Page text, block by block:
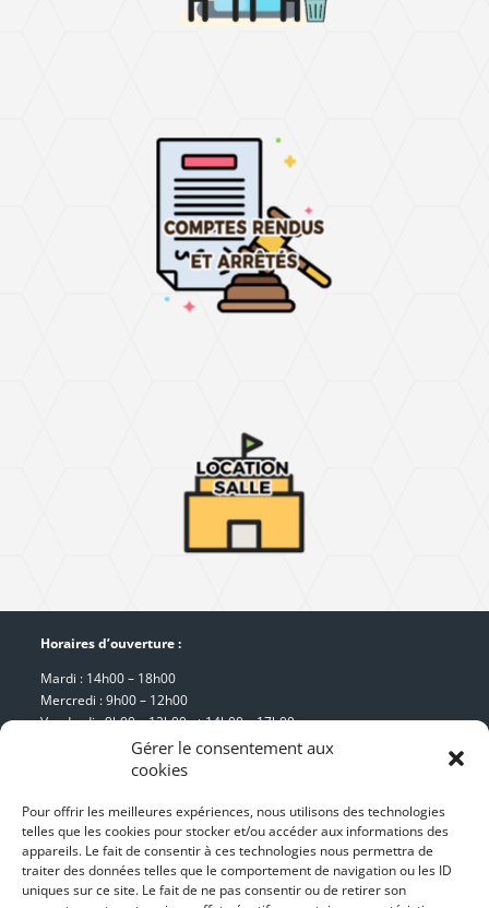
Gérer le consentement aux
cookies
Pour offrir les meilleures expériences, nous utilisons des technologies
telles que les cookies pour stocker et/ou accéder aux informations des
appareils. Le fait de consentir à ces technologies nous permettra de
traiter des données telles que le comportement de navigation ou les ID
uniques sur ce site. Le fait de ne pas consentir ou de retirer son
Horaires d’ouverture :
Mardi : 14h00 – 18h00
Mercredi : 9h00 – 12h00
Vendredi : 9h00 – 12h00 et 14h00 – 17h00
Samedi : 9h00 – 12h00
Mairie de Pouilly-lès-Feurs
8, place de la Mairie
42 110 Pouilly-lès-Feurs